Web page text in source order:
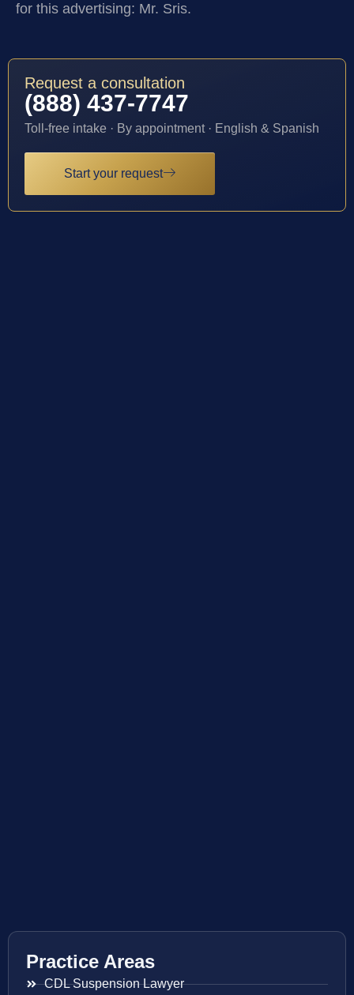
for this advertising: Mr. Sris.
Request a consultation
(888) 437-7747
Toll-free intake · By appointment · English & Spanish
Start your request
Practice Areas
CDL Suspension Lawyer